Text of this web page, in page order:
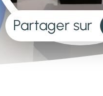
Partager sur